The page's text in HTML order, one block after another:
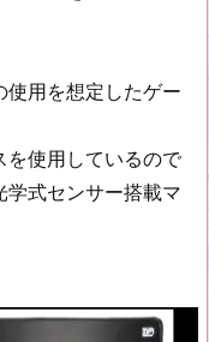
用を想定したゲー
を使用しているので
式センサー搭載マ